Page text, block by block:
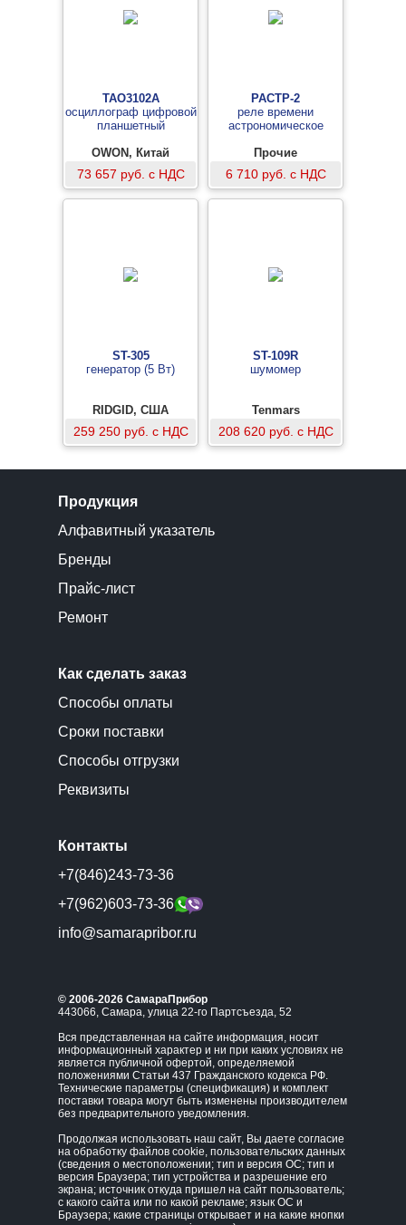
TAO3102A
осциллограф цифровой
планшетный
OWON, Китай
73 657 руб. с НДС
РАСТР-2
реле времени
астрономическое
Прочие
6 710 руб. с НДС
ST-305
генератор (5 Вт)
RIDGID, США
259 250 руб. с НДС
ST-109R
шумомер
Tenmars
208 620 руб. с НДС
Продукция
Алфавитный указатель
Бренды
Прайс-лист
Ремонт
Как сделать заказ
Способы оплаты
Сроки поставки
Способы отгрузки
Реквизиты
Контакты
+7(846)243-73-36
+7(962)603-73-36
info@samarapribor.ru
© 2006-2026 СамараПрибор
443066, Самара, улица 22-го Партсъезда, 52
Вся представленная на сайте информация, носит
информационный характер и ни при каких условиях не
является публичной офертой, определяемой
положениями Статьи 437 Гражданского кодекса РФ.
Технические параметры (спецификация) и комплект
поставки товара могут быть изменены производителем
без предварительного уведомления.
Продолжая использовать наш сайт, Вы даете согласие
на обработку файлов cookie, пользовательских данных
(сведения о местоположении; тип и версия ОС; тип и
версия Браузера; тип устройства и разрешение его
экрана; источник откуда пришел на сайт пользователь;
с какого сайта или по какой рекламе; язык ОС и
Браузера; какие страницы открывает и на какие кнопки